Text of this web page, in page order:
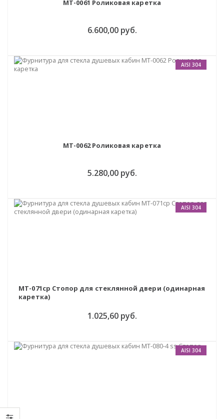
MT-0061 Роликовая каретка
6.600,00 руб.
AISI 304
MT-0062 Роликовая каретка
5.280,00 руб.
AISI 304
MT-071cp Стопор для стеклянной двери (одинарная
каретка)
1.025,60 руб.
AISI 304